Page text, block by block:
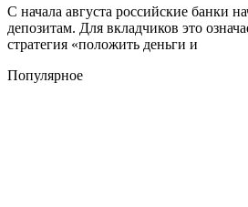
С начала августа российские банки
депозитам. Для вкладчиков это
стратегия «положить деньги и
Популярное